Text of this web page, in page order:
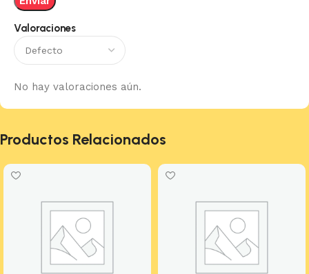
Valoraciones
No hay valoraciones aún.
Productos Relacionados